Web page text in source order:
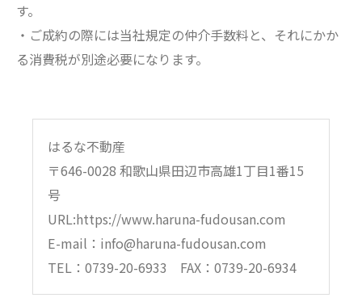
す。
・ご成約の際には当社規定の仲介手数料と、それにかか
る消費税が別途必要になります。
はるな不動産
〒646-0028 和歌山県田辺市高雄1丁目1番15
号
URL:https://www.haruna-fudousan.com
E-mail：info@haruna-fudousan.com
TEL：0739-20-6933 FAX：0739-20-6934